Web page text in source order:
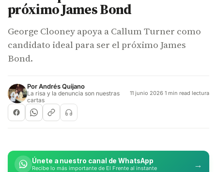
próximo James Bond
George Clooney apoya a Callum Turner como
candidato ideal para ser el próximo James
Bond.
PorAndrés Quijano
La risa y la denuncia son nuestras
cartas
11 junio 2026·1 min read lectura
Únete a nuestro canal de WhatsApp
Recibe lo más importante de El Frente al instante →